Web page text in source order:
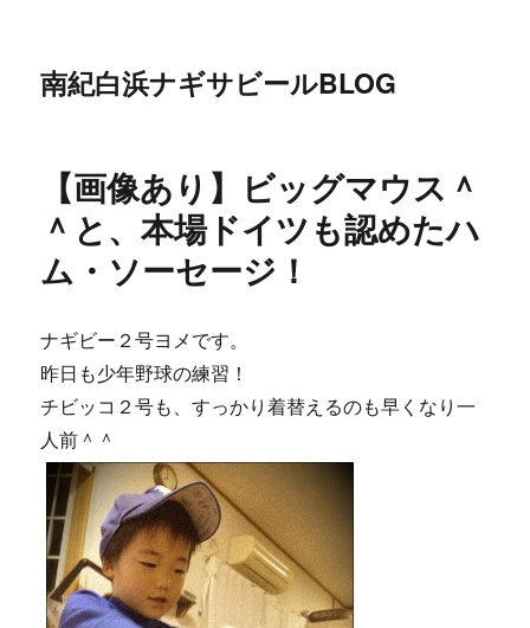
南紀白浜ナギサビールBLOG
【画像あり】ビッグマウス＾
＾と、本場ドイツも認めたハ
ム・ソーセージ！
ナギビー２号ヨメです。
昨日も少年野球の練習！
チビッコ２号も、すっかり着替えるのも早くなり一
人前＾＾